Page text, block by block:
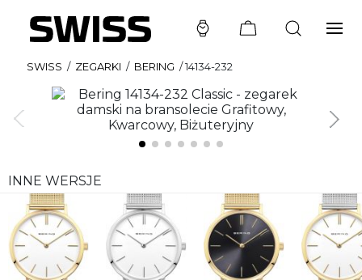
SWISS / ZEGARKI / BERING /14134-232
INNE WERSJE